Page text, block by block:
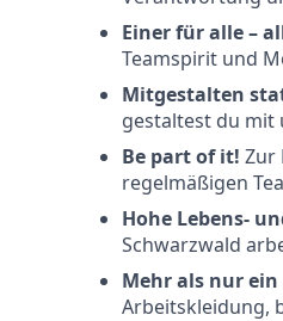
Einer für alle –
Teamspirit und
Mitgestalten
gestaltest du mit
Be part of it! Zur
regelmäßigen
Hohe Lebens-
Schwarzwald
Mehr als nur
Arbeitskleidung,